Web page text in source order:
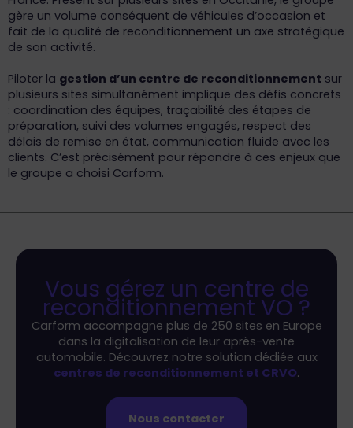
gère un volume conséquent de véhicules d’occasion et
fait de la qualité de reconditionnement un axe stratégique
de son activité.
Piloter la gestion d’un centre de reconditionnement sur
plusieurs sites simultanément implique des défis concrets
: coordination des équipes, traçabilité des étapes de
préparation, suivi des volumes engagés, respect des
délais de remise en état, communication fluide avec les
clients. C’est précisément pour répondre à ces enjeux que
le groupe a choisi Carform.
Vous gérez un centre de
reconditionnement VO ?
Carform accompagne plus de 250 sites en Europe
dans la digitalisation de leur après-vente
automobile. Découvrez notre solution dédiée aux
centres de reconditionnement et CRVO.
Nous contacter